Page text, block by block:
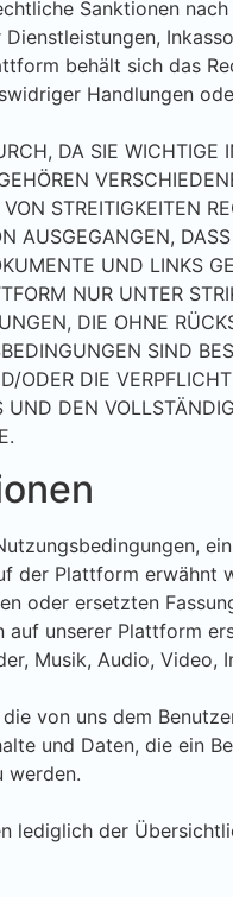
Sanktionen nach
behält sich das
Handlungen
DA SIE
STREITIGKEITEN
AUSGEGANGEN,
UND LINKS
NUR UNTER
DIE OHNE
SIND
ODER DIE
DEN
der Plattform
oder ersetzten
auf unserer Plattform
Musik, Audio,
von uns dem
und Daten, die
werden.
lediglich der